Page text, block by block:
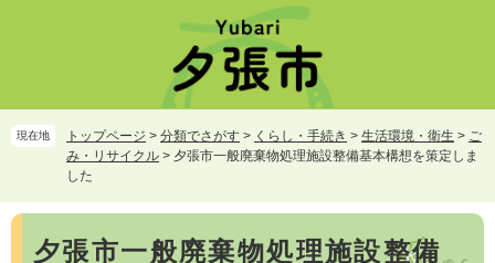
頭
で
飛
ば
本
現在地 トップページ > 分類でさがす > くらし・手続き > 生活環境・衛生 > ご
み・リサイクル > 夕張市一般廃棄物処理施設整備基本構想を策定しま
した
本
夕張市一般廃棄物処理施設整備